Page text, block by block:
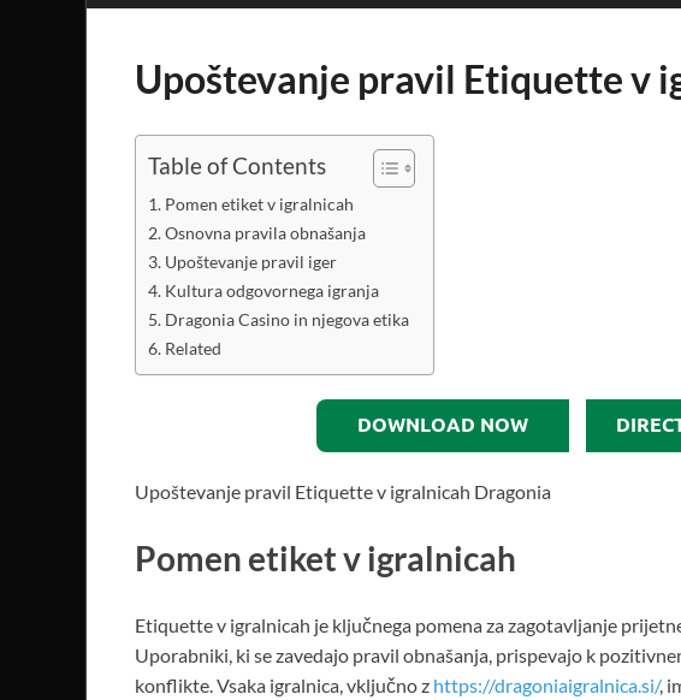
Upoštevanje pravil Etiquette v
Table of Contents
Pomen etiket v igralnicah
Osnovna pravila obnašanja
Upoštevanje pravil iger
Kultura odgovornega igranja
Dragonia Casino in njegova etika
Related
DOWNLOAD NOW
Upoštevanje pravil Etiquette v igralnicah Dragonia
Pomen etiket v igralnicah
Etiquette v igralnicah je ključnega pomena za zagotavljanje
Uporabniki, ki se zavedajo pravil obnašanja, prispevajo k
konflikte. Vsaka igralnica, vključno z https://dragoniaigralnica.si/,